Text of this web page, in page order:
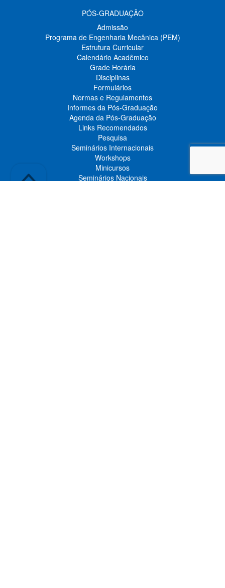
PÓS-GRADUAÇÃO
Admissão
Programa de Engenharia Mecânica (PEM)
Estrutura Curricular
Calendário Acadêmico
Grade Horária
Disciplinas
Formulários
Normas e Regulamentos
Informes da Pós-Graduação
Agenda da Pós-Graduação
Links Recomendados
Pesquisa
Seminários Internacionais
Workshops
Minicursos
Seminários Nacionais